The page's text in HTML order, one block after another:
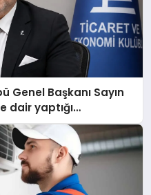
Genel Başkanı Sayın
dair yaptığı